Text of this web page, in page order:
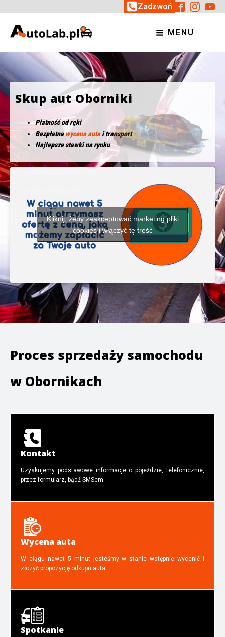
Zadzwoń
MENU
Skup aut Oborniki
Płatność od ręki
Bezpłatnawycena autai transport
Najlepsze stawki na rynku
Kliknij, żeby zaakceptować marketing pliki
cookies i włączyć tę treść
Proces sprzedaży samochodu
w Obornikach
Kontakt
Uzyskujemy podstawowe informacje o pojeździe, telefonicznie,
przez formularz, bądź SMSem.
Wycena auta
W ciągu nawet 5 minut jesteśmy w stanie wstępnie wycenić i
złozyć propozycję odkupu auta.
Spotkanie